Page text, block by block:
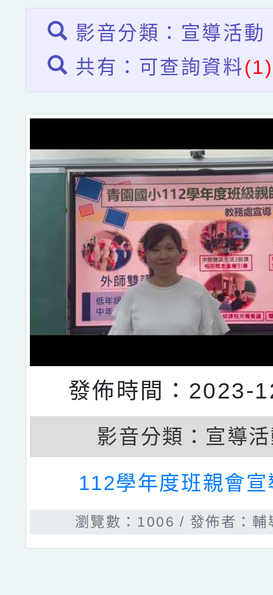
影音分類：宣導活動
共有：可查詢資料(1)
發佈時間：2023-
影音分類： 宣導
112學年度班親會宣
瀏覽數：1006 發佈者：輔